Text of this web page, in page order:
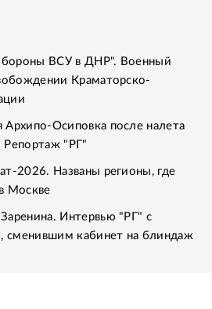
ВСУ в ДНР". Военный
Краматорско-
Архипо-Осиповка после налета
Репортаж "РГ"
2026. Названы регионы, где
Москве
Интервью "РГ" с
сменившим кабинет на блиндаж